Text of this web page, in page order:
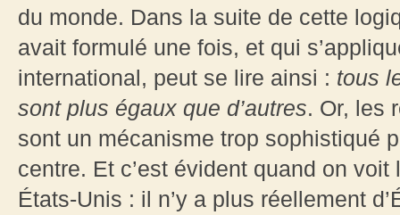
du monde. Dans la suite de cette
avait formulé une fois, et qui
international, peut se lire ainsi : tous
sont plus égaux que d’autres. Or, les
sont un mécanisme trop sophistiqué
centre. Et c’est évident quand on
États-Unis : il n’y a plus réellement